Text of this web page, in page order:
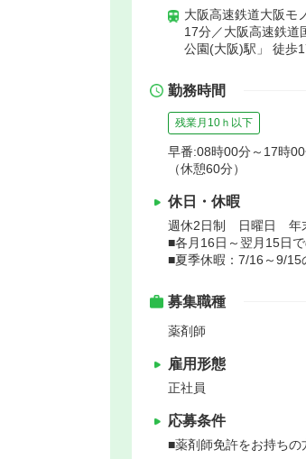
大阪高速鉄道大阪モ
17分／大阪高速鉄道
公園(大阪)駅」 徒歩
勤務時間
残業月10ｈ以下
早番:08時00分～17時
（休憩60分）
休日・休暇
週休2日制 日曜日 年
■各月16日～翌月15日
■夏季休暇：7/16～9/15
募集職種
薬剤師
雇用形態
正社員
応募条件
■薬剤師免許をお持ちの